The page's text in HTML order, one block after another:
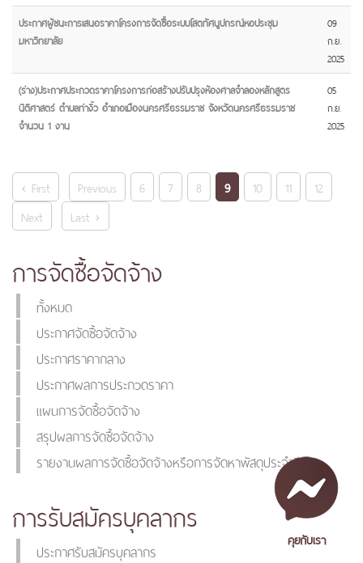
ประกาศผู้ชนะการเสนอราคาโครงการจัดซื้อระบบโสตทัศนูปกรณ์หอประชุม
มหาวิทยาลัย
09
ก.ย.
2025
(ร่าง)ประกาศประกวดราคาโครงการก่อสร้างปรับปรุงห้องศาลจำลองหลักสูตร
นิติศาสตร์ ตำบลท่างิ้ว อำเภอเมืองนครศรีธรรมราช จังหวัดนครศรีธรรมราช
จำนวน 1 งาน
05
ก.ย.
2025
‹ First Previous 6 7 8 9 10 11
12
Next
Last ›
การจัดซื้อจัดจ้าง
ทั้งหมด
ประกาศจัดซื้อจัดจ้าง
ประกาศราคากลาง
ประกาศผลการประกวดราคา
แผนการจัดซื้อจัดจ้าง
สรุปผลการจัดซื้อจัดจ้าง
รายงานผลการจัดซื้อจัดจ้างหรือการจัดหาพัสดุประจำปี
การรับสมัครบุคลากร
ประกาศรับสมัครบุคลากร คุยกับเรา